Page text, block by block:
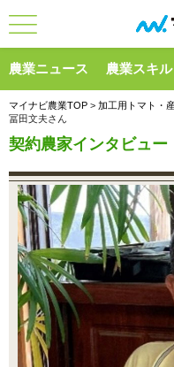
農業ニュース 農業スキル
マイナビ農業TOP > 加工用トマト・
冨田文夫さん
契約農家インタビュー